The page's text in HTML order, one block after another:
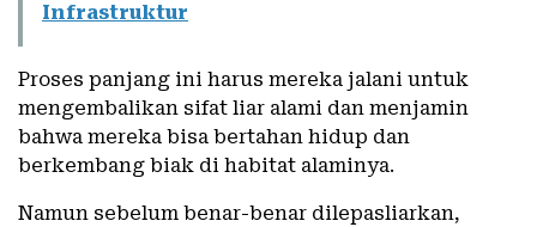
Infrastruktur
Proses panjang ini harus mereka jalani untuk
mengembalikan sifat liar alami dan menjamin
bahwa mereka bisa bertahan hidup dan
berkembang biak di habitat alaminya.
Namun sebelum benar-benar dilepasliarkan,